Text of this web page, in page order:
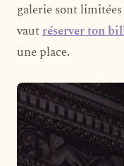
galerie sont
vautréserver ton
une place.